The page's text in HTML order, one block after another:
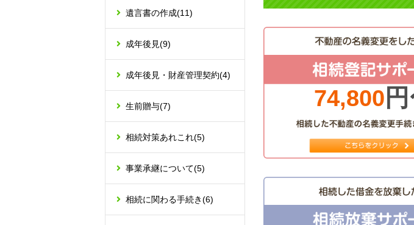
74,800
遺言書の作成(11)
成年後見(9)
成年後見・財産管理契約(4)
生前贈与(7)
相続対策あれこれ(5)
事業承継について(5)
相続に関わる手続き(6)